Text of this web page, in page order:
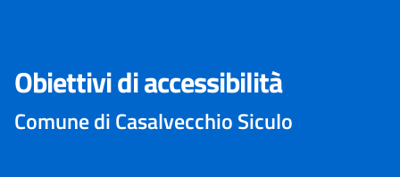
Obiettivi di accessibilità
Comune di Casalvecchio Siculo